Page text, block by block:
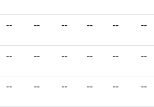
-- -- -- -- -- --
-- -- -- -- -- --
-- -- -- -- -- --